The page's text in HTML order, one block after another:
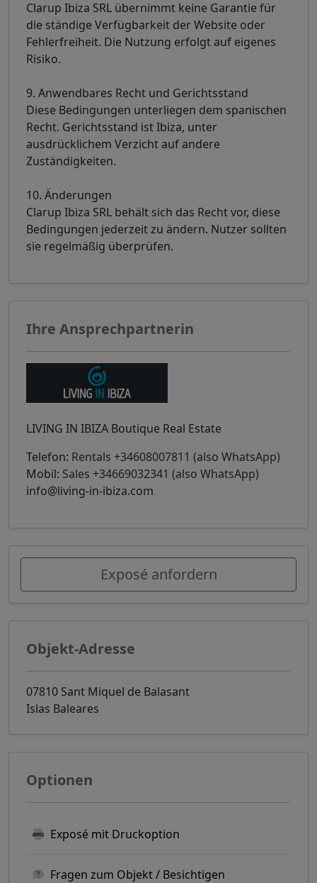
Clarup Ibiza SRL übernimmt keine Garantie für
die ständige Verfügbarkeit der Website oder
Fehlerfreiheit. Die Nutzung erfolgt auf eigenes
Risiko.
9. Anwendbares Recht und Gerichtsstand
Diese Bedingungen unterliegen dem spanischen
Recht. Gerichtsstand ist Ibiza, unter
ausdrücklichem Verzicht auf andere
Zuständigkeiten.
10. Änderungen
Clarup Ibiza SRL behält sich das Recht vor, diese
Bedingungen jederzeit zu ändern. Nutzer sollten
sie regelmäßig überprüfen.
Ihre Ansprechpartnerin
LIVING IN IBIZA Boutique Real Estate
Telefon: Rentals +34608007811 (also WhatsApp)
Mobil: Sales +34669032341 (also WhatsApp)
info@living-in-ibiza.com
Exposé anfordern
Objekt-Adresse
07810 Sant Miquel de Balasant
Islas Baleares
Optionen
Exposé mit Druckoption
Fragen zum Objekt / Besichtigen